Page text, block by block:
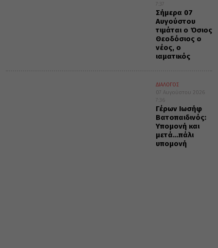
7:37
Σήμερα 07
Αυγούστου
τιμάται ο Όσιος
Θεοδόσιος ο
νέος, ο
ιαματικός
ΔΙΑΛΟΓΟΣ
07 Αυγούστου 2026
7:36
Γέρων Ιωσήφ
Βατοπαιδινός:
Υπομονή και
μετά…πάλι
υπομονή